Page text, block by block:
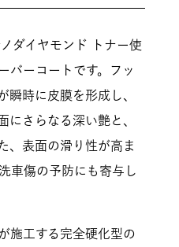
ダイヤモンド トナー使
バーコートです。フッ
瞬時に皮膜を形成し、
にさらなる深い艶と、
、表面の滑り性が高ま
車傷の予防にも寄与し
施工する完全硬化型の